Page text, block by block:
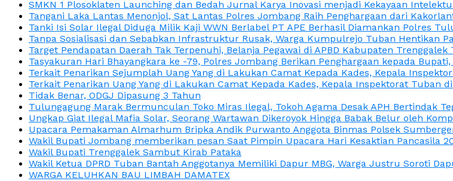
SMKN 1 Plosoklaten Launching dan Bedah Jurnal Karya Inovasi menjadi Kekayaan
Tangani Laka Lantas Menonjol, Sat Lantas Polres Jombang Raih Penghargaan dari
Tanki Isi Solar Ilegal Diduga Milik Kaji WWN Berlabel PT APE Berhasil Diamankan Polres
Tanpa Sosialisasi dan Sebabkan Infrastruktur Rusak, Warga Kumpulrejo Tuban Hentikan
Target Pendapatan Daerah Tak Terpenuhi, Belanja Pegawai di APBD Kabupaten Trenggalek
Tasyakuran Hari Bhayangkara ke -79, Polres Jombang Berikan Penghargaan kepada
Terkait Penarikan Sejumplah Uang Yang di Lakukan Camat Kepada Kades, Kepala
Terkait Penarikan Uang Yang di Lakukan Camat Kepada Kades, Kepala Inspektorat Tuban
Tidak Benar, ODGJ Dipasung 3 Tahun
Tulungagung Marak Bermunculan Toko Miras Ilegal, Tokoh Agama Desak APH Bertindak
Ungkap Giat Ilegal Mafia Solar, Seorang Wartawan Dikeroyok Hingga Babak Belur oleh
Upacara Pemakaman Almarhum Bripka Andik Purwanto Anggota Binmas Polsek
Wakil Bupati Jombang memberikan pesan Saat Pimpin Upacara Hari Kesaktian Pancasila
Wakil Bupati Trenggalek Sambut Kirab Pataka
Wakil Ketua DPRD Tuban Bantah Anggotanya Memiliki Dapur MBG, Warga Justru Soroti
WARGA KELUHKAN BAU LIMBAH DAMATEX